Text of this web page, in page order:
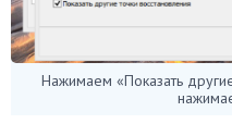
Нажимаем «Показать